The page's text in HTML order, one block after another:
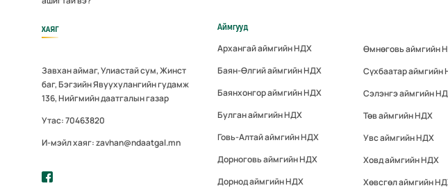
ХАЯГ
Завхан аймаг, Улиастай сум, Жинст
баг, Бэгзийн Явуухулангийн гудамж
136, Нийгмийн даатгалын газар
Утас: 70463820
И-мэйл хаяг: zavhan@ndaatgal.mn
Аймгууд
Архангай аймгийн НДХ
Баян-Өлгий аймгийн НДХ
Баянхонгор аймгийн НДХ
Булган аймгийн НДХ
Говь-Алтай аймгийн НДХ
Дорноговь аймгийн НДХ
Дорнод аймгийн НДХ
Өмнөговь аймгийн
Сүхбаатар аймгийн
Сэлэнгэ аймгийн
Төв аймгийн НДХ
Увс аймгийн НДХ
Ховд аймгийн НДХ
Хөвсгөл аймгийн